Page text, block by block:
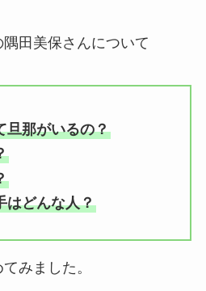
田美保さんについて
旦那がいるの？
はどんな人？
みました。